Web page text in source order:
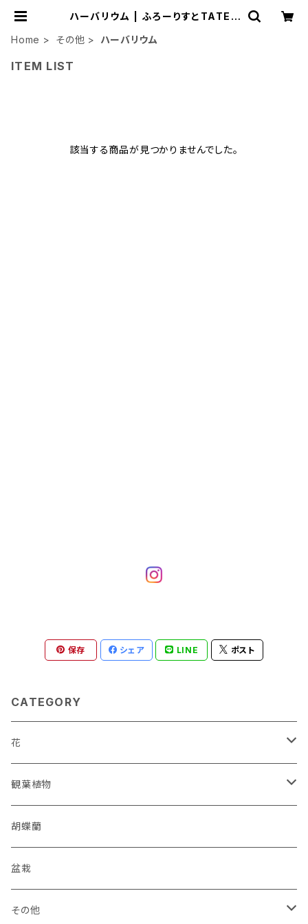
ハーバリウム | ふろーりすとTATEY
Home
その他 ハーバリウム
ITEM LIST
該当する商品が見つかりませんでした。
保存 シェア LINE ポスト
CATEGORY
花
花束
アレンジメント
スワッグ
シャボンフラワー
観葉植物
オーガスタ
セローム
サンスベリア
胡蝶蘭
盆栽
その他